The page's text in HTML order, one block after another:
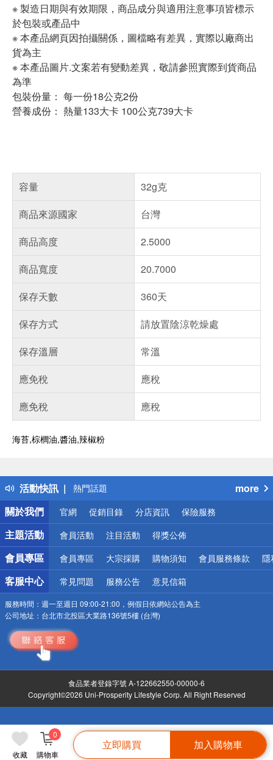
收藏 購物車
0
立即購買 加入購物車
※ 製造日期與有效期限，商品成分與適用注意事項皆標示
於包裝或產品中
※ 本產品網頁因拍攝關係，圖檔略有差異，實際以廠商出
貨為主
※ 本產品圖片.文案若有變動差異，敬請參照實際到貨商品
為準
包裝份量： 每一份18公克2份
營養成份： 熱量133大卡 100公克739大卡
容量
32g克
商品來源國家
台灣
商品高度
2.5000
商品寬度
20.7000
保存天數
360天
保存方式
請放置陰涼乾燥處
保存溫層
常溫
應免稅
應稅
應免稅
應稅
海苔,棕櫚油,醬油,辣椒粉
活動快訊
得獎公告
熱門話題
銀行優惠
偏遠地區配送
詐騙網頁！請小心！
more
關於我們
官網 促銷目錄 分店資訊 保險服務
主題活動 會員活動 注目活動 得獎公佈
會員專區 會員專區 大宗採購 購物須知 會員服務條款 隱
客服中心 常見問題 服務公告 意見信箱
服務時間： 週一至週日 09:00-21:00，例假日依網站公告為主
公司地址： 台北市北投區大業路136號5樓 (台灣)
食品業者登錄字號 A-122662550-00000-6
Copyright©2026 Uni-Prosperity Lifestyle Corp. All Right Reserved